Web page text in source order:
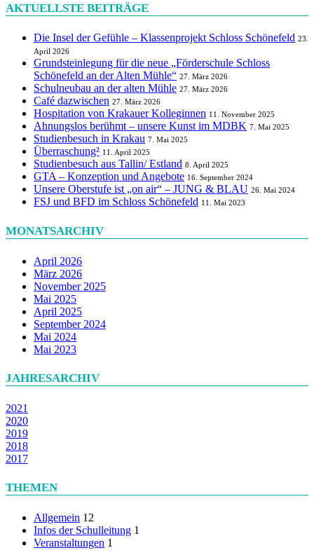
AKTUELLSTE BEITRÄGE
Die Insel der Gefühle – Klassenprojekt Schloss Schönefeld 23.
April 2026
Grundsteinlegung für die neue „Förderschule Schloss
Schönefeld an der Alten Mühle“ 27. März 2026
Schulneubau an der alten Mühle 27. März 2026
Café dazwischen 27. März 2026
Hospitation von Krakauer Kolleginnen 11. November 2025
Ahnungslos berühmt – unsere Kunst im MDBK 7. Mai 2025
Studienbesuch in Krakau 7. Mai 2025
Überraschung² 11. April 2025
Studienbesuch aus Tallin/ Estland 8. April 2025
GTA – Konzeption und Angebote 16. September 2024
Unsere Oberstufe ist „on air“ – JUNG & BLAU 26. Mai 2024
FSJ und BFD im Schloss Schönefeld 11. Mai 2023
MONATSARCHIV
April 2026
März 2026
November 2025
Mai 2025
April 2025
September 2024
Mai 2024
Mai 2023
JAHRESARCHIV
2021
2020
2019
2018
2017
THEMEN
Allgemein 12
Infos der Schulleitung 1
Veranstaltungen 1